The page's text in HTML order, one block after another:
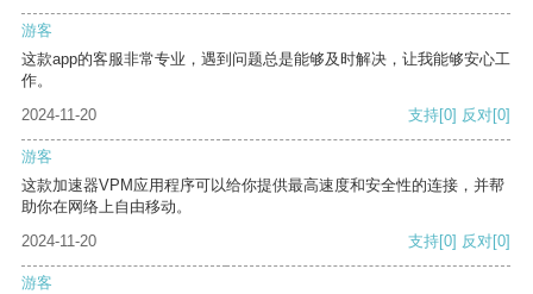
游客
这款app的客服非常专业，遇到问题总是能够及时解决，让我能够安心工
作。
2024-11-20
支持[0] 反对[0]
游客
这款加速器VPM应用程序可以给你提供最高速度和安全性的连接，并帮
助你在网络上自由移动。
2024-11-20
支持[0] 反对[0]
游客